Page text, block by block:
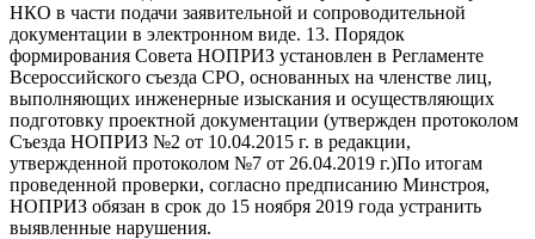
НКО в части подачи заявительной и сопроводительной
документации в электронном виде. 13. Порядок
формирования Совета НОПРИЗ установлен в Регламенте
Всероссийского съезда СРО, основанных на членстве лиц,
выполняющих инженерные изыскания и осуществляющих
подготовку проектной документации (утвержден протоколом
Съезда НОПРИЗ №2 от 10.04.2015 г. в редакции,
утвержденной протоколом №7 от 26.04.2019 г.)По итогам
проведенной проверки, согласно предписанию Минстроя,
НОПРИЗ обязан в срок до 15 ноября 2019 года устранить
выявленные нарушения.